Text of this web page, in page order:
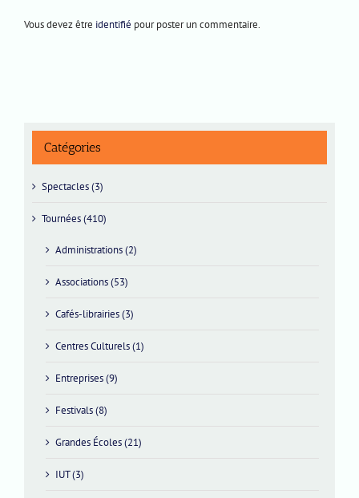
Vous devez être identifié pour poster un commentaire.
Catégories
Spectacles (3)
Tournées (410)
Administrations (2)
Associations (53)
Cafés-librairies (3)
Centres Culturels (1)
Entreprises (9)
Festivals (8)
Grandes Écoles (21)
IUT (3)